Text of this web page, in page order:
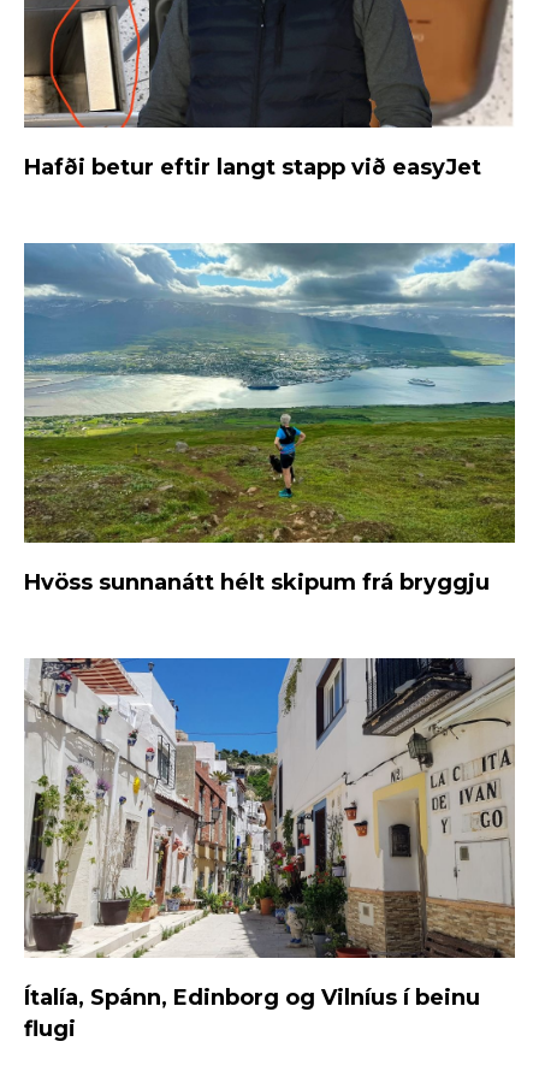
Hafði betur eftir langt stapp við easyJet
Hvöss sunnanátt hélt skipum frá bryggju
Ítalía, Spánn, Edinborg og Vilníus í beinu
flugi